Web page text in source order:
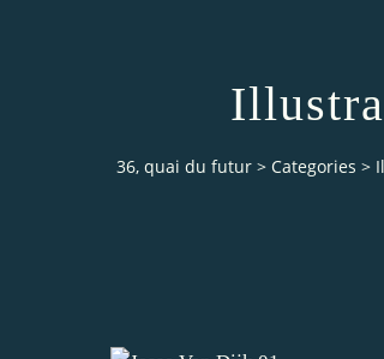
36, quai du futur > Categories >